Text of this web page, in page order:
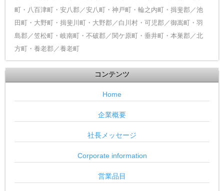
町・八百津町・安八郡／安八町・神戸町・輪之内町・揖斐郡／池
田町・大野町・揖斐川町・大野郡／白川村・可児郡／御嵩町・羽
島郡／笠松町・岐南町・不破郡／関ケ原町・垂井町・本巣郡／北
方町・養老郡／養老町
コンテンツ
Home
企業概要
社長メッセージ
Corporate information
営業品目